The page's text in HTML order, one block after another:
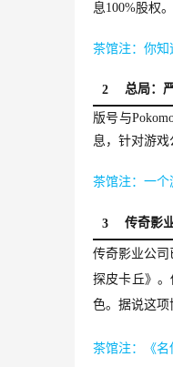
息100%股权
茶馆注：你知
2 总局：
版号与
息，针对游戏
茶馆注：一个
3 传奇影
传奇影业公司
探皮卡丘》
色。据说这项
茶馆注：《名